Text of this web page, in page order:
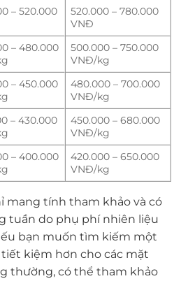
– 520.000
520.000 – 780.000
VNĐ
– 480.000
500.000 – 750.000
VNĐ/kg
– 450.000
480.000 – 700.000
VNĐ/kg
– 430.000
450.000 – 680.000
VNĐ/kg
– 400.000
420.000 – 650.000
VNĐ/kg
mang tính tham khảo và có
tuần do phụ phí nhiên liệu
bạn muốn tìm kiếm một
kiệm hơn cho các mặt
thường, có thể tham khảo